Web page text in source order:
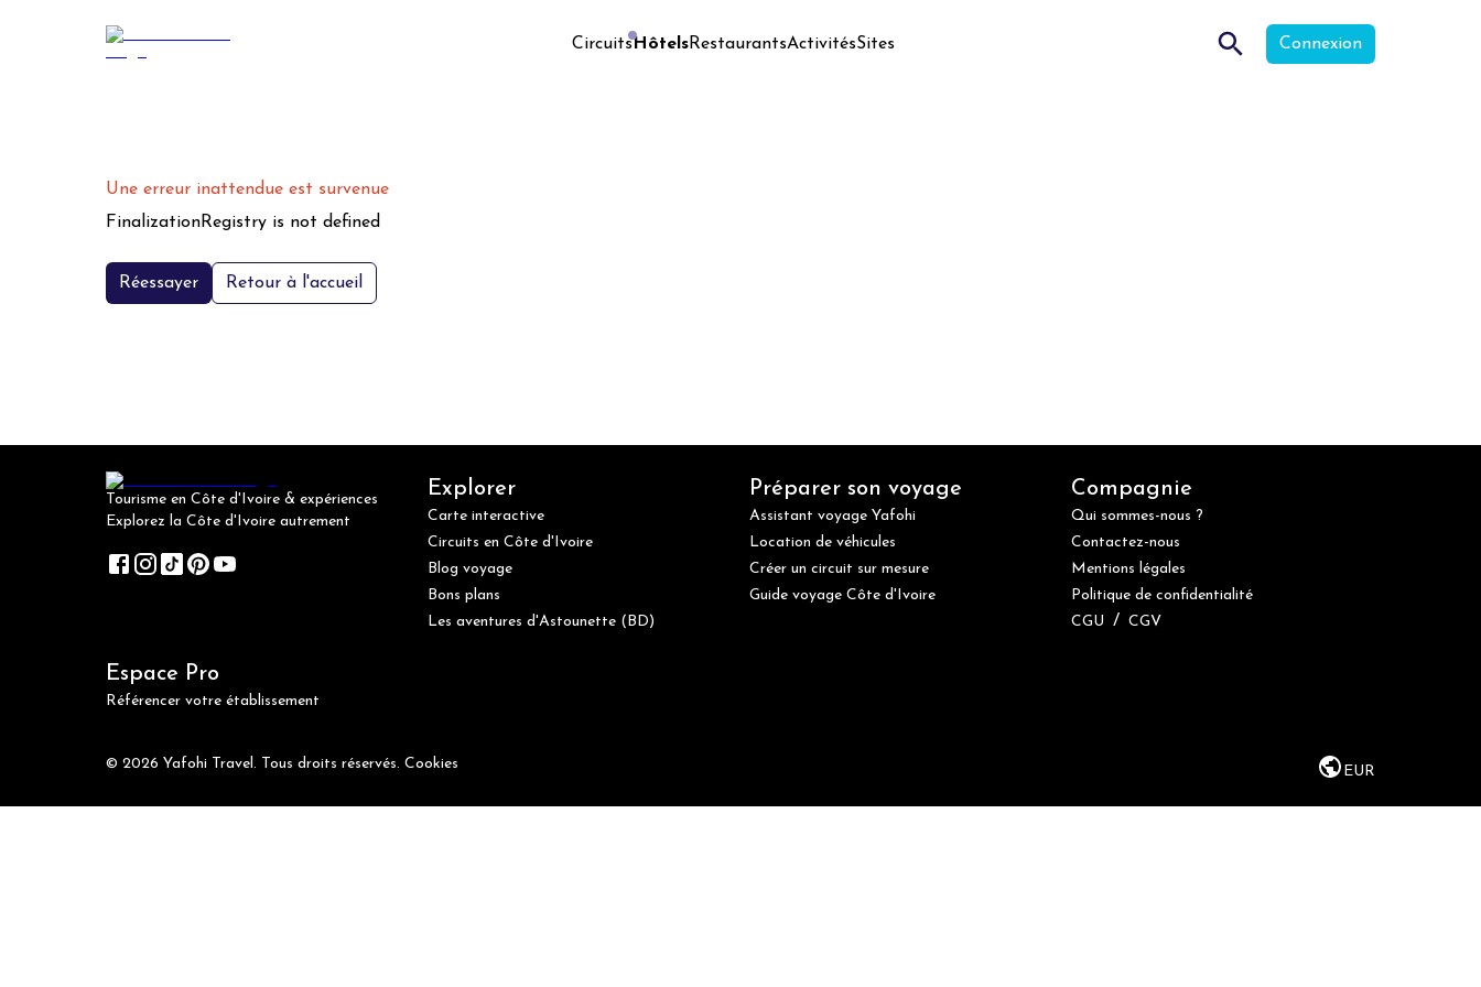
CircuitsHôtelsRestaurantsActivitésSites Connexion
Une erreur inattendue est survenue
FinalizationRegistry is not defined
Réessayer Retour à l'accueil
Tourisme en Côte d'Ivoire & expériences
Explorez la Côte d'Ivoire autrement
Explorer
Carte interactive
Circuits en Côte d'Ivoire
Blog voyage
Bons plans
Les aventures d'Astounette (BD)
Préparer son voyage
Assistant voyage Yafohi
Location de véhicules
Créer un circuit sur mesure
Guide voyage Côte d'Ivoire
Compagnie
Qui sommes-nous ?
Contactez-nous
Mentions légales
Politique de confidentialité
CGU / CGV
Espace Pro
Référencer votre établissement
© 2026 Yafohi Travel. Tous droits réservés. Cookies EUR